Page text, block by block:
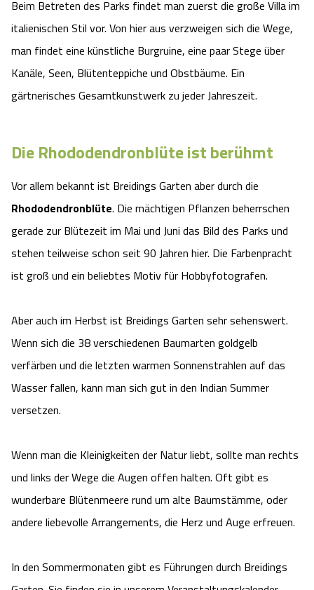
Kontakt
Landschaftsführungen
Veranstaltungen
Adventure District Bispingen
Unterkünfte
Beim Betreten des Parks findet man zuerst die große Villa im
italienischen Stil vor. Von hier aus verzweigen sich die Wege,
man findet eine künstliche Burgruine, eine paar Stege über
Kanäle, Seen, Blütenteppiche und Obstbäume. Ein
gärtnerisches Gesamtkunstwerk zu jeder Jahreszeit.
Die Rhododendronblüte ist berühmt
Vor allem bekannt ist Breidings Garten aber durch die
Rhododendronblüte. Die mächtigen Pflanzen beherrschen
gerade zur Blütezeit im Mai und Juni das Bild des Parks und
stehen teilweise schon seit 90 Jahren hier. Die Farbenpracht
ist groß und ein beliebtes Motiv für Hobbyfotografen.
Aber auch im Herbst ist Breidings Garten sehr sehenswert.
Wenn sich die 38 verschiedenen Baumarten goldgelb
verfärben und die letzten warmen Sonnenstrahlen auf das
Wasser fallen, kann man sich gut in den Indian Summer
versetzen.
Wenn man die Kleinigkeiten der Natur liebt, sollte man rechts
und links der Wege die Augen offen halten. Oft gibt es
wunderbare Blütenmeere rund um alte Baumstämme, oder
andere liebevolle Arrangements, die Herz und Auge erfreuen.
In den Sommermonaten gibt es Führungen durch Breidings